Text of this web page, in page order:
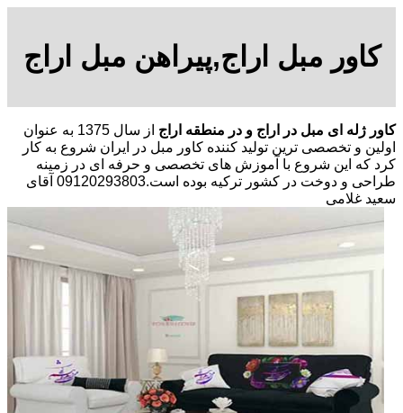
کاور مبل اراج,پیراهن مبل اراج
کاور ژله ای مبل در اراج و در منطقه اراج
از سال 1375 به عنوان
اولین و تخصصی ترین تولید کننده کاور مبل در ایران شروع به کار
کرد که این شروع با آموزش های تخصصی و حرفه ای در زمینه
طراحی و دوخت در کشور ترکیه بوده است.09120293803 آقای
سعید غلامی